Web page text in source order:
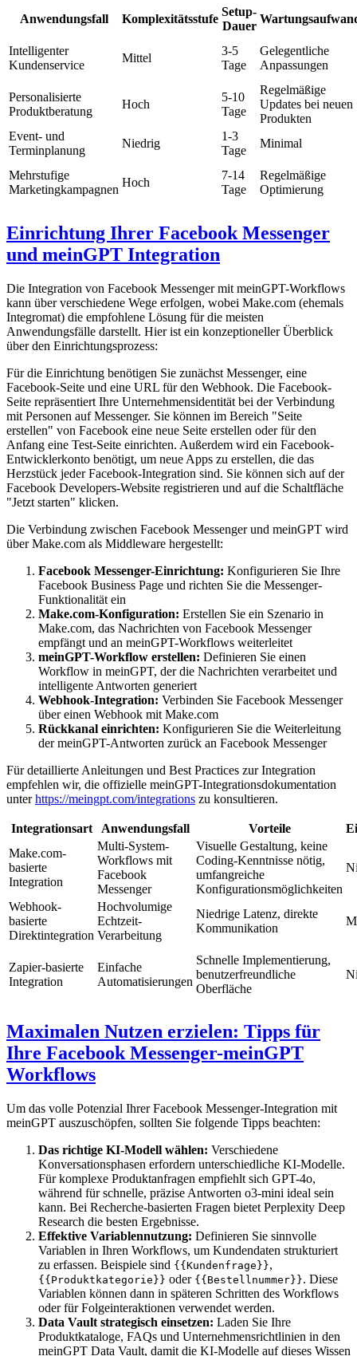
Anwendungsfall Komplexitätsstufe
Setup-
Dauer
Intelligenter
Kundenservice
Mittel
3-5
Tage
Gelegentliche
Anpassungen
Personalisierte
Produktberatung
Hoch
5-10
Tage
Regelmäßige
Updates bei neuen
Produkten
Event- und
Terminplanung
Niedrig
1-3
Tage
Minimal
Mehrstufige
Marketingkampagnen
Hoch
7-14
Tage
Regelmäßige
Optimierung
Einrichtung Ihrer Facebook Messenger
und meinGPT Integration
Die Integration von Facebook Messenger mit meinGPT-Workflows
kann über verschiedene Wege erfolgen, wobei Make.com (ehemals
Integromat) die empfohlene Lösung für die meisten
Anwendungsfälle darstellt. Hier ist ein konzeptioneller Überblick
über den Einrichtungsprozess:
Für die Einrichtung benötigen Sie zunächst Messenger, eine
Facebook-Seite und eine URL für den Webhook. Die Facebook-
Seite repräsentiert Ihre Unternehmensidentität bei der Verbindung
mit Personen auf Messenger. Sie können im Bereich "Seite
erstellen" von Facebook eine neue Seite erstellen oder für den
Anfang eine Test-Seite einrichten. Außerdem wird ein Facebook-
Entwicklerkonto benötigt, um neue Apps zu erstellen, die das
Herzstück jeder Facebook-Integration sind. Sie können sich auf der
Facebook Developers-Website registrieren und auf die Schaltfläche
"Jetzt starten" klicken.
Die Verbindung zwischen Facebook Messenger und meinGPT wird
über Make.com als Middleware hergestellt:
Facebook Messenger-Einrichtung: Konfigurieren Sie Ihre
Facebook Business Page und richten Sie die Messenger-
Funktionalität ein
Make.com-Konfiguration: Erstellen Sie ein Szenario in
Make.com, das Nachrichten von Facebook Messenger
empfängt und an meinGPT-Workflows weiterleitet
meinGPT-Workflow erstellen: Definieren Sie einen
Workflow in meinGPT, der die Nachrichten verarbeitet und
intelligente Antworten generiert
Webhook-Integration: Verbinden Sie Facebook Messenger
über einen Webhook mit Make.com
Rückkanal einrichten: Konfigurieren Sie die Weiterleitung
der meinGPT-Antworten zurück an Facebook Messenger
Für detaillierte Anleitungen und Best Practices zur Integration
empfehlen wir, die offizielle meinGPT-Integrationsdokumentation
unterhttps://meingpt.com/integrations zu konsultieren.
Integrationsart Anwendungsfall Vorteile
Make.com-
basierte
Integration
Multi-System-
Workflows mit
Facebook
Messenger
Visuelle Gestaltung, keine
Coding-Kenntnisse nötig,
umfangreiche
Konfigurationsmöglichkeiten
Webhook-
basierte
Direktintegration
Hochvolumige
Echtzeit-
Verarbeitung
Niedrige Latenz, direkte
Kommunikation
Zapier-basierte
Integration
Einfache
Automatisierungen
Schnelle Implementierung,
benutzerfreundliche
Oberfläche
Maximalen Nutzen erzielen: Tipps für
Ihre Facebook Messenger-meinGPT
Workflows
Um das volle Potenzial Ihrer Facebook Messenger-Integration mit
meinGPT auszuschöpfen, sollten Sie folgende Tipps beachten:
Das richtige KI-Modell wählen: Verschiedene
Konversationsphasen erfordern unterschiedliche KI-Modelle.
Für komplexe Produktanfragen empfiehlt sich GPT-4o,
während für schnelle, präzise Antworten o3-mini ideal sein
kann. Bei Recherche-basierten Fragen bietet Perplexity Deep
Research die besten Ergebnisse.
Effektive Variablennutzung: Definieren Sie sinnvolle
Variablen in Ihren Workflows, um Kundendaten strukturiert
zu erfassen. Beispiele sind {{Kundenfrage}},
{{Produktkategorie}} oder {{Bestellnummer}}. Diese
Variablen können dann in späteren Schritten des Workflows
oder für Folgeinteraktionen verwendet werden.
Data Vault strategisch einsetzen: Laden Sie Ihre
Produktkataloge, FAQs und Unternehmensrichtlinien in den
meinGPT Data Vault, damit die KI-Modelle auf dieses Wissen